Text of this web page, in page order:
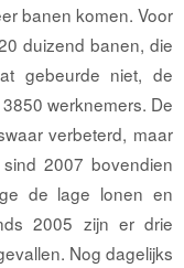
banen komen. Voor
duizend banen, die
gebeurde niet, de
werknemers. De
verbeterd, maar
2007 bovendien
de lage lonen en
2005 zijn er drie
Nog dagelijks